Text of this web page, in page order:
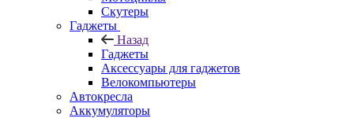
Скутеры
Гаджеты
Назад
Гаджеты
Аксессуары для гаджетов
Велокомпьютеры
Автокресла
Аккумуляторы